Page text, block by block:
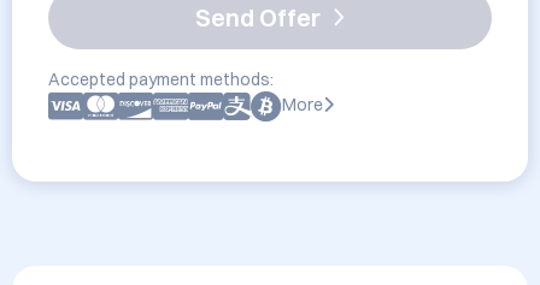
Send Offer
Accepted payment methods:
More